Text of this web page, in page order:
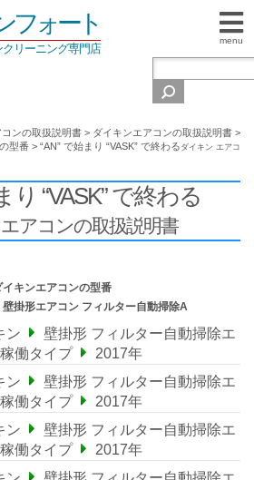
menu
フォート
リーニング専門店
コンの取扱説明書 > ダイキンエアコンの取扱説明書 >
型番 > “AN” で始まり “VASK” で終わる ダイキン エアコ
り “VASK” で終わる
アコンの取扱説明書
キンエアコンの型番
壁掛形エアコン フィルター自動掃除A
ン
壁掛形 フィルター自動掃除エ
働タイプ
2017年
ン
壁掛形 フィルター自動掃除エ
働タイプ
2017年
ン
壁掛形 フィルター自動掃除エ
働タイプ
2017年